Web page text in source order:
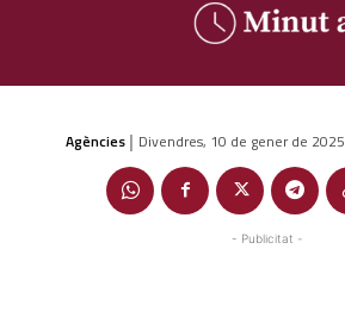
Agències | Divendres, 10 de gener de 2025
- Publicitat -